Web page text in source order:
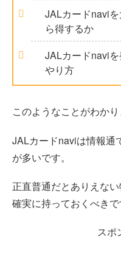
JALカードnavi
ら得するか
JALカードnaviを
やり方
このようなことがわかり
JALカードnaviは情報通
が多いです。
正直普通だとありえな
確実に持っておくべきで
スポ